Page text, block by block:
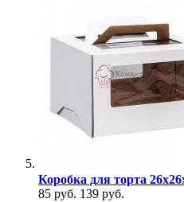
Коробка для торта
85 руб. 139 руб.